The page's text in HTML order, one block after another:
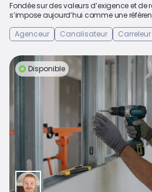
Fondée sur des valeurs d’exigence et de
s’impose aujourd’hui comme une
Agenceur
Canalisateur Carreleur
Disponible